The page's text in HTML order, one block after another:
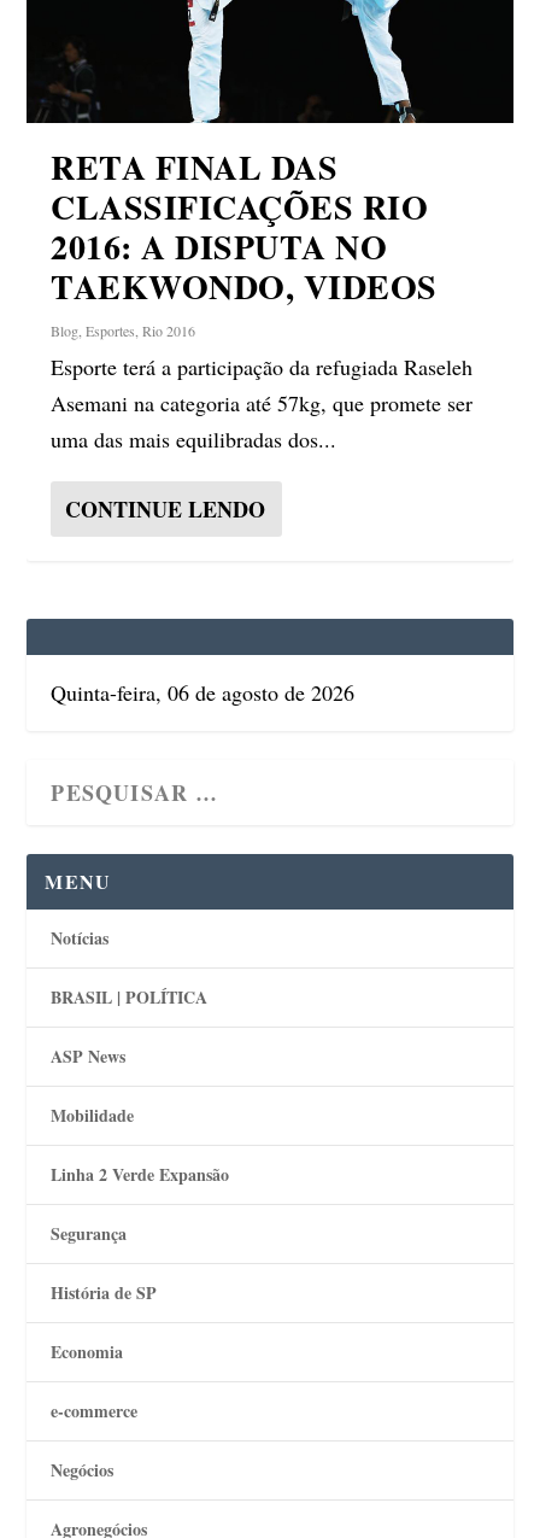
RETA FINAL DAS
CLASSIFICAÇÕES RIO
2016: A DISPUTA NO
TAEKWONDO, VIDEOS
Blog ,Esportes ,Rio 2016
Esporte terá a participação da refugiada Raseleh
Asemani na categoria até 57kg, que promete ser
uma das mais equilibradas dos...
CONTINUE LENDO
Quinta-feira, 06 de agosto de 2026
MENU
Notícias
BRASIL | POLÍTICA
ASP News
Mobilidade
Linha 2 Verde Expansão
Segurança
História de SP
Economia
e-commerce
Negócios
Agronegócios